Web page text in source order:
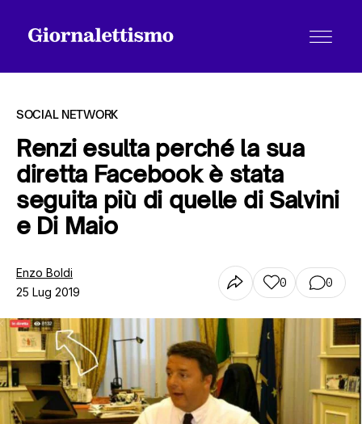
Tutti gli articoli
Contatti
SOCIAL NETWORK
Renzi esulta perché la sua
diretta Facebook è stata
seguita più di quelle di Salvini
e Di Maio
Enzo Boldi
25 Lug 2019
0 0